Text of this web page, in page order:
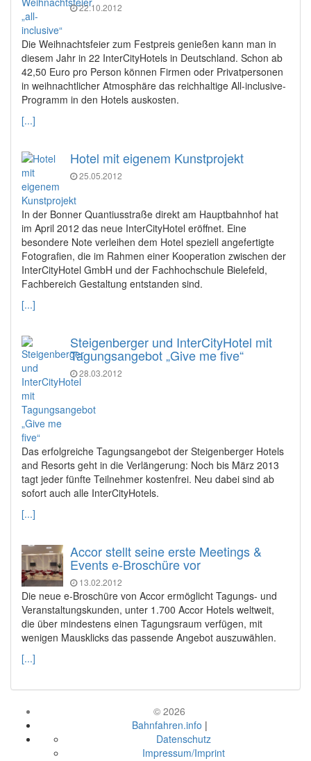
22.10.2012
Die Weihnachtsfeier zum Festpreis genießen kann man in
diesem Jahr in 22 InterCityHotels in Deutschland. Schon ab
42,50 Euro pro Person können Firmen oder Privatpersonen
in weihnachtlicher Atmosphäre das reichhaltige All-inclusive-
Programm in den Hotels auskosten.
[...]
Hotel mit eigenem Kunstprojekt
25.05.2012
In der Bonner Quantiusstraße direkt am Hauptbahnhof hat
im April 2012 das neue InterCityHotel eröffnet. Eine
besondere Note verleihen dem Hotel speziell angefertigte
Fotografien, die im Rahmen einer Kooperation zwischen der
InterCityHotel GmbH und der Fachhochschule Bielefeld,
Fachbereich Gestaltung entstanden sind.
[...]
Steigenberger und InterCityHotel mit
Tagungsangebot „Give me five“
28.03.2012
Das erfolgreiche Tagungsangebot der Steigenberger Hotels
and Resorts geht in die Verlängerung: Noch bis März 2013
tagt jeder fünfte Teilnehmer kostenfrei. Neu dabei sind ab
sofort auch alle InterCityHotels.
[...]
Accor stellt seine erste Meetings &
Events e-Broschüre vor
13.02.2012
Die neue e-Broschüre von Accor ermöglicht Tagungs- und
Veranstaltungskunden, unter 1.700 Accor Hotels weltweit,
die über mindestens einen Tagungsraum verfügen, mit
wenigen Mausklicks das passende Angebot auszuwählen.
[...]
© 2026
Bahnfahren.info |
Datenschutz
Impressum/Imprint